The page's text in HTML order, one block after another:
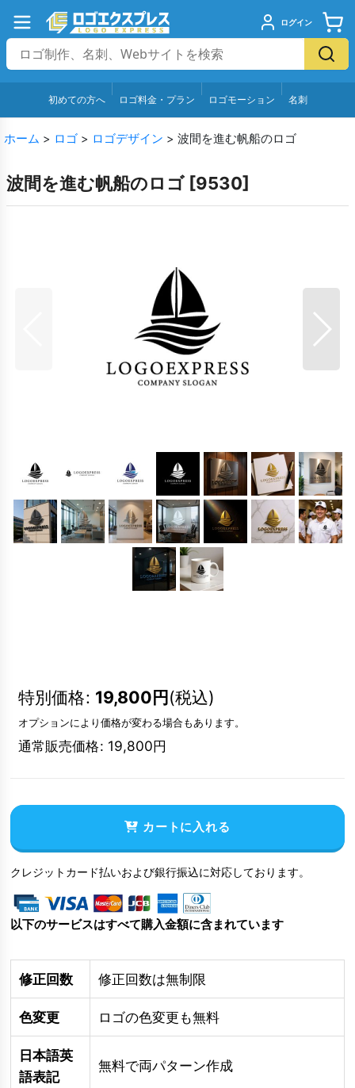
ログイン
初めての方へ ロゴ料金・プラン ロゴモーション 名刺
ホーム > ロゴ > ロゴデザイン > 波間を進む帆船のロゴ
波間を進む帆船のロゴ [9530]
特別価格: 19,800円(税込)
オプションにより価格が変わる場合もあります。
通常販売価格: 19,800円
カートに入れる
クレジットカード払いおよび銀行振込に対応しております。
以下のサービスはすべて購入金額に含まれています
修正回数 修正回数は無制限
色変更 ロゴの色変更も無料
日本語英
語表記
無料で両パターン作成